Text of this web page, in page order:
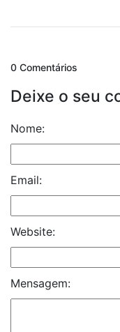
0 Comentários
Deixe o seu
Nome:
Email:
Website:
Mensagem: